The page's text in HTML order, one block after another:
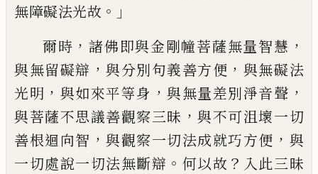
無障礙法光故 。」
爾時 ，諸佛即與金剛幢菩薩無量智慧 ，
與無留礙辯 ，與分別句義善方便 ， 與無礙法
光明 ， 與如來平等身 ，與無量差別淨音聲 ，
與菩薩不思議善觀察三昧 ，與不可沮壞一切
善根迴向智 ，與觀察一切法成就巧方便 ， 與
一切處說一切法無斷辯 。 何以故 ？ 入此三昧